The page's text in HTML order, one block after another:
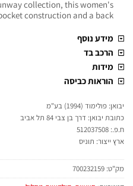
collection, this women's
construction and a back
מידע נוסף
הרכב בד
מידות
הוראות כביסה
יבואן: פולימוד (1994) בע"מ
כתובת יבואן: דרך בן צבי 84 תל אביב
ח.פ.: 512037508
ארץ ייצור: תוניס
מק"ט: 700232159